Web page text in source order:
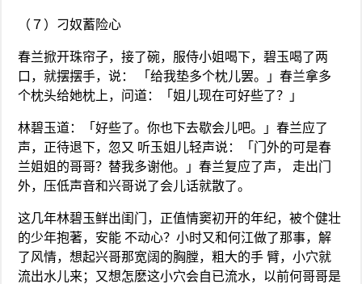
（７）刁奴蓄险心
春兰掀开珠帘子，接了碗，服侍小姐喝下，碧玉喝了两
口，就摆摆手，说： 「给我垫多个枕儿罢。」春兰拿多
个枕头给她枕上，问道：「姐儿现在可好些了？」
林碧玉道：「好些了。你也下去歇会儿吧。」春兰应了
声，正待退下，忽又 听玉姐儿轻声说：「门外的可是春
兰姐姐的哥哥？替我多谢他。」春兰复应了声， 走出门
外，压低声音和兴哥说了会儿话就散了。
这几年林碧玉鲜出闺门，正值情窦初开的年纪，被个健壮
的少年抱著，安能 不动心？小时又和何江做了那事，解
了风情，想起兴哥那宽阔的胸膛，粗大的手 臂，小穴就
流出水儿来；又想怎麽这小穴会自已流水，以前何哥哥是